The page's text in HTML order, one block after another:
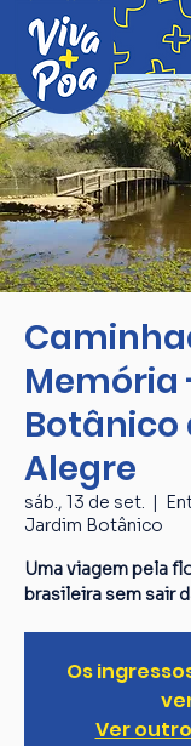
Botânico
Alegre
sáb., 13 de set.
  |
Jardim Botânico
Uma viagem pela
brasileira sem sair
Os
Ver